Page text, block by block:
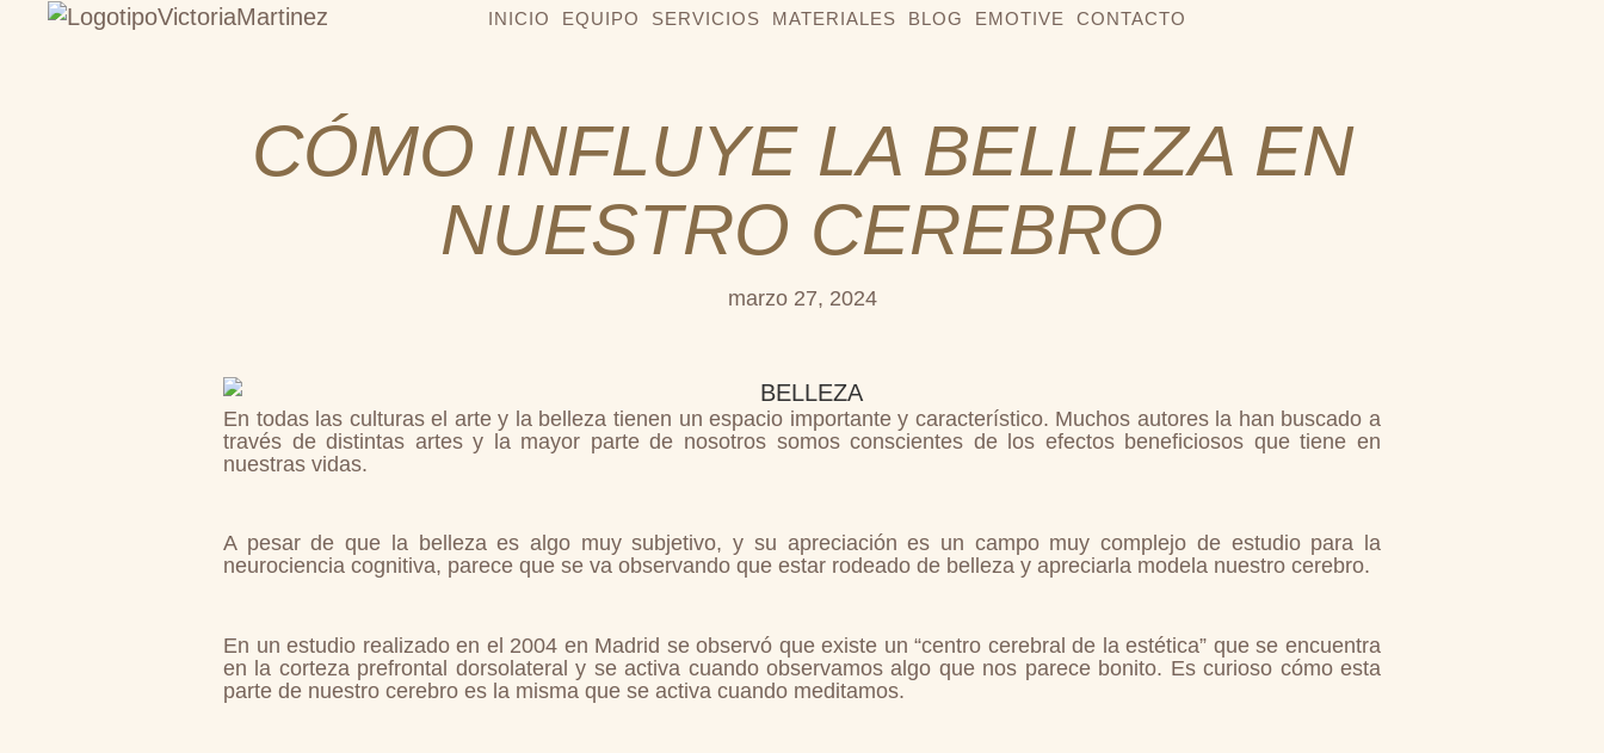
INICIO EQUIPO SERVICIOS MATERIALES BLOG EMOTIVE CONTACTO
CÓMO INFLUYE LA BELLEZA EN
NUESTRO CEREBRO
marzo 27, 2024
En todas las culturas el arte y la belleza tienen un espacio importante y característico. Muchos autores la han buscado a
través de distintas artes y la mayor parte de nosotros somos conscientes de los efectos beneficiosos que tiene en
nuestras vidas.
A pesar de que la belleza es algo muy subjetivo, y su apreciación es un campo muy complejo de estudio para la
neurociencia cognitiva, parece que se va observando que estar rodeado de belleza y apreciarla modela nuestro cerebro.
En un estudio realizado en el 2004 en Madrid se observó que existe un “centro cerebral de la estética” que se encuentra
en la corteza prefrontal dorsolateral y se activa cuando observamos algo que nos parece bonito. Es curioso cómo esta
parte de nuestro cerebro es la misma que se activa cuando meditamos.